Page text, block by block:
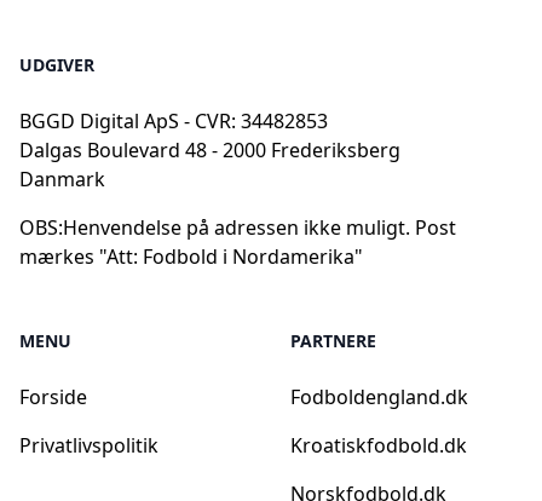
UDGIVER
BGGD Digital ApS - CVR: 34482853
Dalgas Boulevard 48 - 2000 Frederiksberg
Danmark
OBS:Henvendelse på adressen ikke muligt. Post
mærkes "Att: Fodbold i Nordamerika"
MENU
Forside
Privatlivspolitik
PARTNERE
Fodboldengland.dk
Kroatiskfodbold.dk
Norskfodbold.dk